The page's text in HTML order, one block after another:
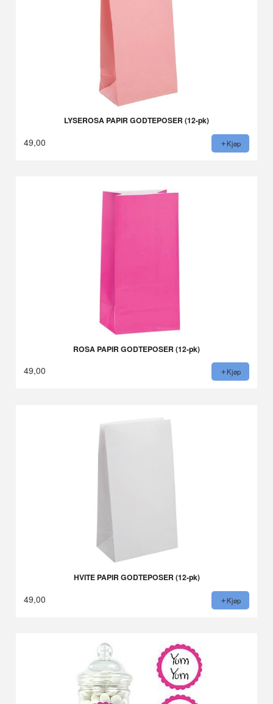
LYSEROSA PAPIR GODTEPOSER (12-pk)
49,00 Kjøp
ROSA PAPIR GODTEPOSER (12-pk)
49,00 Kjøp
HVITE PAPIR GODTEPOSER (12-pk)
49,00 Kjøp